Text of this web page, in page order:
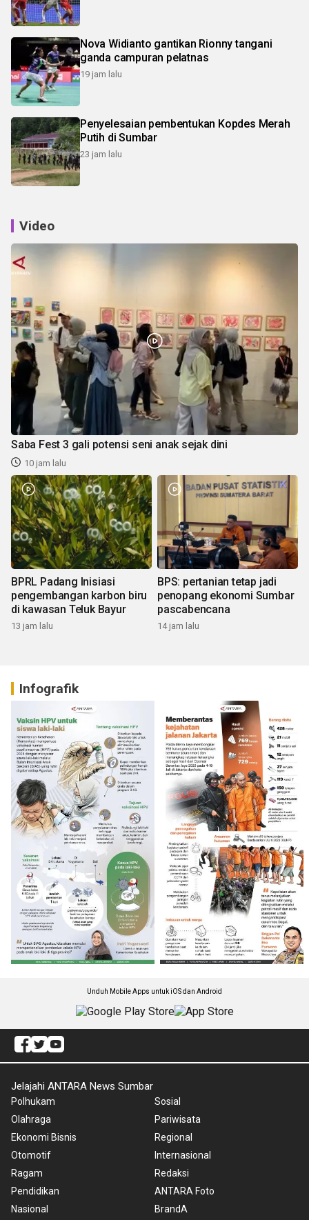
Nova Widianto gantikan Rionny tangani
ganda campuran pelatnas
19 jam lalu
Penyelesaian pembentukan Kopdes Merah
Putih di Sumbar
23 jam lalu
Video
Saba Fest 3 gali potensi seni anak sejak dini
10 jam lalu
BPRL Padang Inisiasi
pengembangan karbon biru
di kawasan Teluk Bayur
13 jam lalu
BPS: pertanian tetap jadi
penopang ekonomi Sumbar
pascabencana
14 jam lalu
Infografik
Unduh Mobile Apps untuk iOS dan Android
Jelajahi ANTARA News Sumbar
Polhukam
Olahraga
Ekonomi Bisnis
Otomotif
Ragam
Pendidikan
Nasional
Sosial
Pariwisata
Regional
Internasional
Redaksi
ANTARA Foto
BrandA